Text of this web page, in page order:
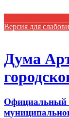
Версия для
Дума
Официальный